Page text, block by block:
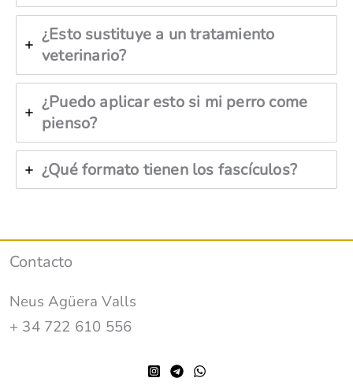
¿Esto sustituye a un tratamiento
veterinario?
¿Puedo aplicar esto si mi perro come
pienso?
¿Qué formato tienen los fascículos?
Contacto
Neus Agüera Valls
+ 34 722 610 556